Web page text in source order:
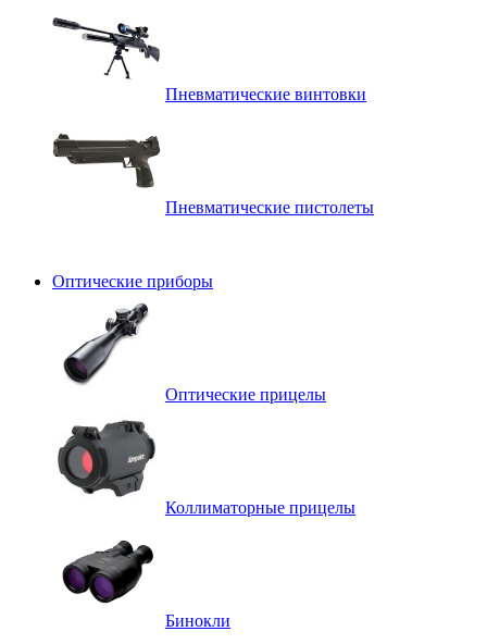
Пневматические винтовки
Пневматические пистолеты
Оптические приборы
Оптические прицелы
Коллиматорные прицелы
Бинокли